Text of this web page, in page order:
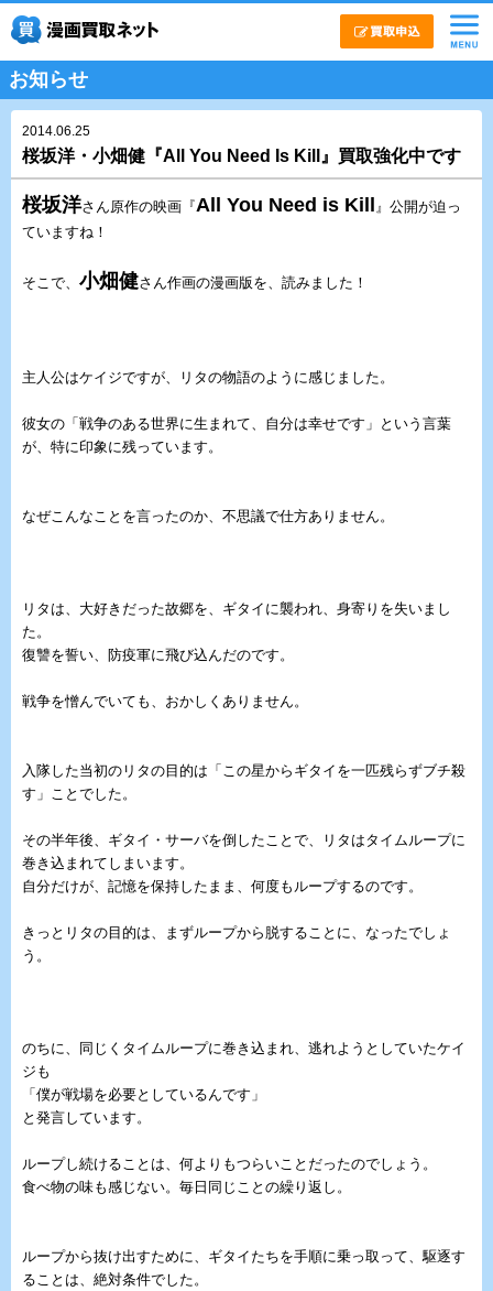
お知らせ
2014.06.25
桜坂洋・小畑健『All You Need Is Kill』買取強化中です
桜坂洋さん原作の映画『All You Need is Kill
』公開が迫っ
ていますね！
そこで、 小畑健さん作画の漫画版を、読みました！
主人公はケイジですが、リタの物語のように感じました。
彼女の「戦争のある世界に生まれて、自分は幸せです」という言葉
が、特に印象に残っています。
なぜこんなことを言ったのか、不思議で仕方ありません。
リタは、大好きだった故郷を、ギタイに襲われ、身寄りを失いまし
た。
復讐を誓い、防疫軍に飛び込んだのです。
戦争を憎んでいても、おかしくありません。
入隊した当初のリタの目的は「この星からギタイを一匹残らずブチ殺
す」ことでした。
その半年後、ギタイ・サーバを倒したことで、リタはタイムループに
巻き込まれてしまいます。
自分だけが、記憶を保持したまま、何度もループするのです。
きっとリタの目的は、まずループから脱することに、なったでしょ
う。
のちに、同じくタイムループに巻き込まれ、逃れようとしていたケイ
ジも
「僕が戦場を必要としているんです」
と発言しています。
ループし続けることは、何よりもつらいことだったのでしょう。
食べ物の味も感じない。毎日同じことの繰り返し。
ループから抜け出すために、ギタイたちを手順に乗っ取って、駆逐す
ることは、絶対条件でした。